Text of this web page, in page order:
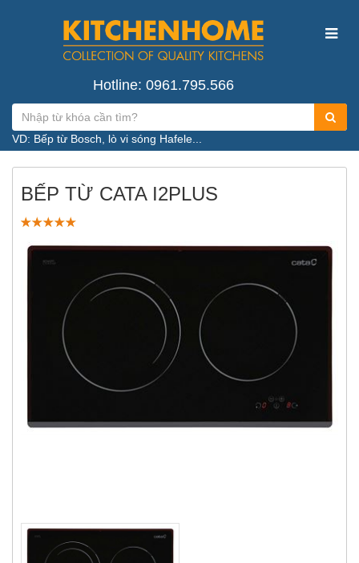
Hotline: 0961.795.566
VD: Bếp từ Bosch, lò vi sóng Hafele...
BẾP TỪ CATA I2PLUS